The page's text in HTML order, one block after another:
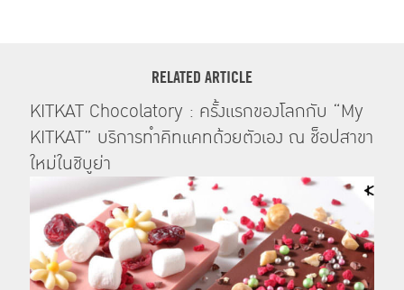
RELATED ARTICLE
KITKAT Chocolatory : ครั้งแรกของโลกกับ “My
KITKAT” บริการทำคิทแคทด้วยตัวเอง ณ ช็อปสาขา
ใหม่ในชิบูย่า